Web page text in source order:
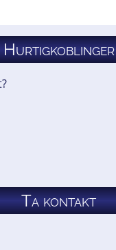
Hurtigkoblinger
Ta kontakt